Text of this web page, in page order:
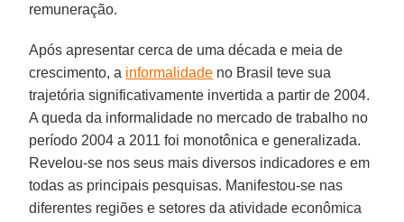
remuneração.
Após apresentar cerca de uma década e meia de
crescimento, a informalidade no Brasil teve sua
trajetória significativamente invertida a partir de 2004.
A queda da informalidade no mercado de trabalho no
período 2004 a 2011 foi monotônica e generalizada.
Revelou-se nos seus mais diversos indicadores e em
todas as principais pesquisas. Manifestou-se nas
diferentes regiões e setores da atividade econômica